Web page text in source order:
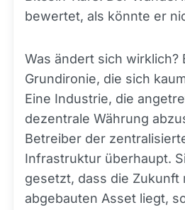
bewertet, als könnte er
Was ändert sich wirklich?
Grundironie, die sich
Eine Industrie, die
dezentrale Währung
Betreiber der
Infrastruktur überhaupt.
gesetzt, dass die Zukunft
abgebauten Asset liegt,